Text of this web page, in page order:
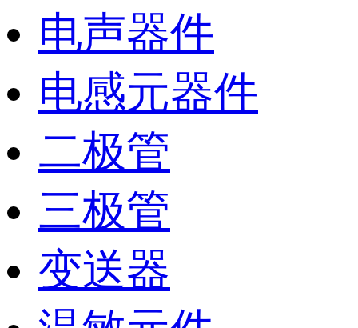
电声器件
电感元器件
二极管
三极管
变送器